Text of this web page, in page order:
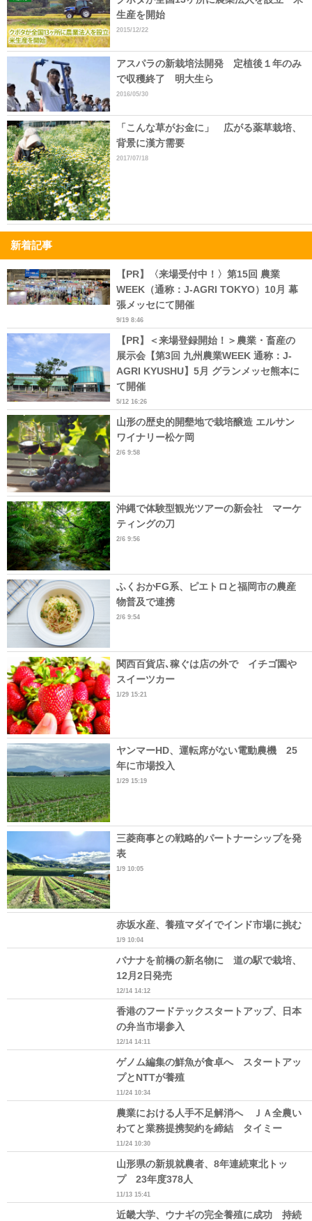
生産を開始
2015/12/22
アスパラの新栽培法開発 定植後１年のみ
で収穫終了 明大生ら
2016/05/30
「こんな草がお金に」 広がる薬草栽培、
背景に漢方需要
2017/07/18
新着記事
【PR】〈来場受付中！〉第15回 農業
WEEK（通称：J-AGRI TOKYO）10月 幕
張メッセにて開催
9/19 8:46
【PR】＜来場登録開始！＞農業・畜産の
展示会【第3回 九州農業WEEK 通称：J-
AGRI KYUSHU】5月 グランメッセ熊本に
て開催
5/12 16:26
山形の歴史的開墾地で栽培醸造 エルサン
ワイナリー松ケ岡
2/6 9:58
沖縄で体験型観光ツアーの新会社 マーケ
ティングの刀
2/6 9:56
ふくおかFG系、ピエトロと福岡市の農産
物普及で連携
2/6 9:54
関西百貨店､稼ぐは店の外で イチゴ園や
スイーツカー
1/29 15:21
ヤンマーHD、運転席がない電動農機 25
年に市場投入
1/29 15:19
三菱商事との戦略的パートナーシップを発
表
1/9 10:05
赤坂水産、養殖マダイでインド市場に挑む
1/9 10:04
バナナを前橋の新名物に 道の駅で栽培、
12月2日発売
12/14 14:12
香港のフードテックスタートアップ、日本
の弁当市場参入
12/14 14:11
ゲノム編集の鮮魚が食卓へ スタートアッ
プとNTTが養殖
11/24 10:34
農業における人手不足解消へ ＪＡ全農い
わてと業務提携契約を締結 タイミー
11/24 10:30
山形県の新規就農者、8年連続東北トッ
プ 23年度378人
11/13 15:41
近畿大学、ウナギの完全養殖に成功 持続